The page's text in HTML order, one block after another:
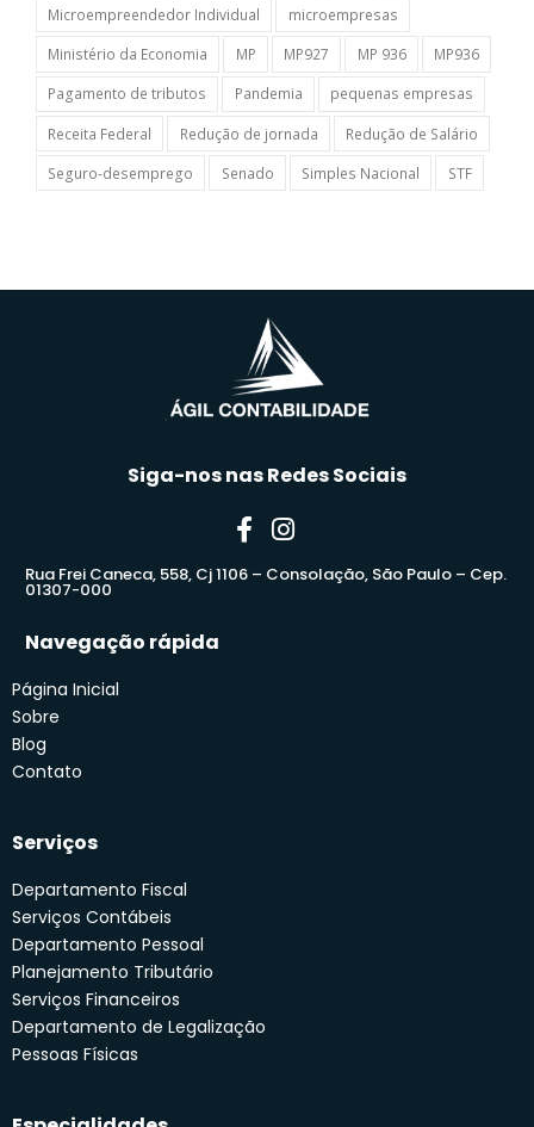
Microempreendedor Individual
microempresas
Ministério da Economia
MP MP927 MP 936
MP936
Pagamento de tributos
Pandemia
pequenas empresas
Receita Federal
Redução de jornada
Redução de Salário
Seguro-desemprego
Senado Simples Nacional STF
Siga-nos nas Redes Sociais
Rua Frei Caneca, 558, Cj 1106 – Consolação, São Paulo – Cep.
01307-000
Navegação rápida
Página Inicial
Sobre
Blog
Contato
Serviços
Departamento Fiscal
Serviços Contábeis
Departamento Pessoal
Planejamento Tributário
Serviços Financeiros
Departamento de Legalização
Pessoas Físicas